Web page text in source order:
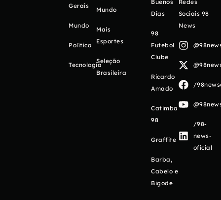
Gerais
Mundo
Política
Tecnologia
Mundo
Mais
Esportes
Seleção
Brasileira
Buenos
Días
98
Futebol
Clube
Ricardo
Amado
Catimba
98
Graffite
Barba,
Cabelo e
Bigode
Redes
Sociais 98
News
/
/98-
news-
oficial